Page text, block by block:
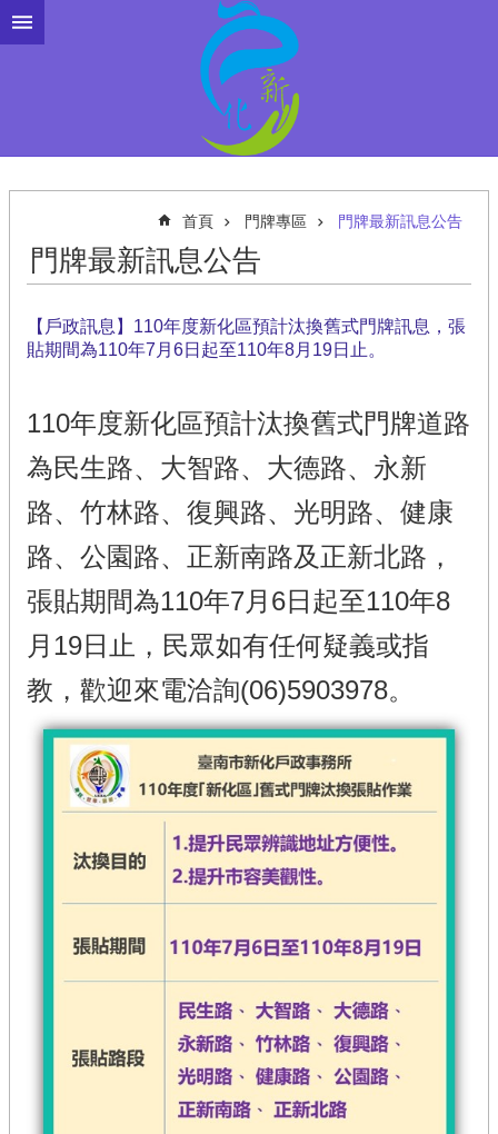
跳到主要內容區塊
首頁 門牌專區 門牌最新訊息公告
門牌最新訊息公告
【戶政訊息】110年度新化區預計汰換舊式門牌訊息，張
貼期間為110年7月6日起至110年8月19日止。
110年度新化區預計汰換舊式門牌道路
為民生路、大智路、大德路、永新
路、竹林路、復興路、光明路、健康
路、公園路、正新南路及正新北路，
張貼期間為110年7月6日起至110年8
月19日止，民眾如有任何疑義或指
教，歡迎來電洽詢(06)5903978。